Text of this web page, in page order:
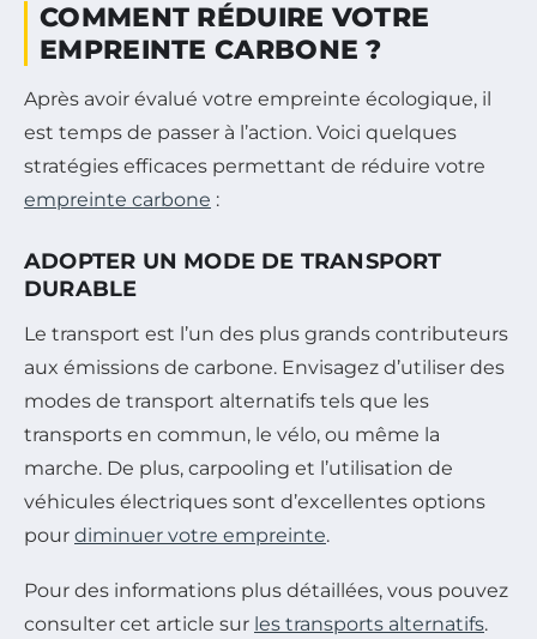
COMMENT RÉDUIRE VOTRE
EMPREINTE CARBONE ?
Après avoir évalué votre empreinte écologique, il
est temps de passer à l’action. Voici quelques
stratégies efficaces permettant de réduire votre
empreinte carbone :
ADOPTER UN MODE DE TRANSPORT
DURABLE
Le transport est l’un des plus grands contributeurs
aux émissions de carbone. Envisagez d’utiliser des
modes de transport alternatifs tels que les
transports en commun, le vélo, ou même la
marche. De plus, carpooling et l’utilisation de
véhicules électriques sont d’excellentes options
pour diminuer votre empreinte.
Pour des informations plus détaillées, vous pouvez
consulter cet article sur les transports alternatifs.